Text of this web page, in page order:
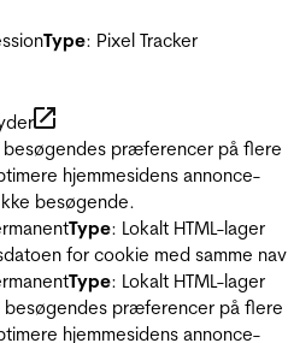
Type: Pixel Tracker
besøgendes præferencer på flere
hjemmesidens annonce-
besøgende.
Type: Lokalt HTML-lager
for cookie med samme
Type: Lokalt HTML-lager
besøgendes præferencer på flere
hjemmesidens annonce-